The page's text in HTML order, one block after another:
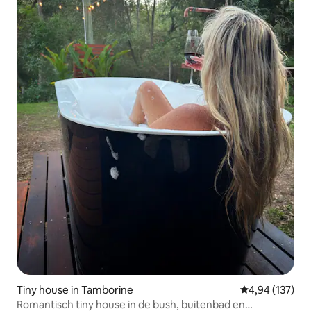
Tiny house in Tamborine Gemiddelde
4,94 (137)
Romantisch tiny house in de bush, buitenbad en